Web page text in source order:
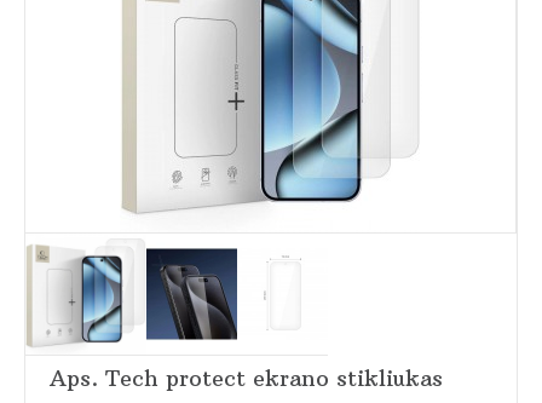
Aps. Tech protect ekrano stikliukas